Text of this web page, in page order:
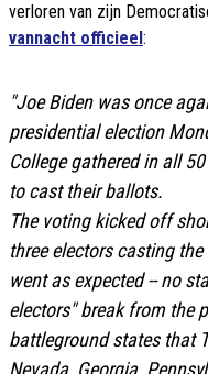
verloren van zijn
vannacht officieel :
"Joe Biden was once
presidential election
College gathered in all
to cast their ballots.
The voting kicked off
three electors casting
went as expected -- no
electors" break from the
battleground states that